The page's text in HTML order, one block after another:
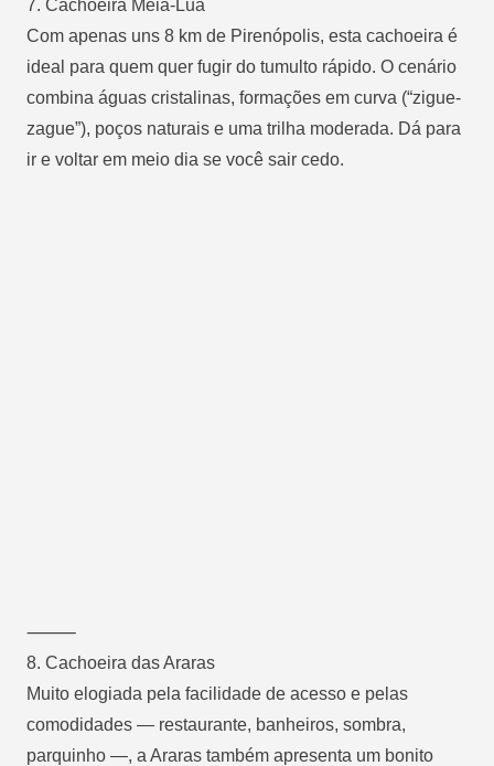
7. Cachoeira Meia-Lua
Com apenas uns 8 km de Pirenópolis, esta cachoeira é
ideal para quem quer fugir do tumulto rápido. O cenário
combina águas cristalinas, formações em curva (“zigue-
zague”), poços naturais e uma trilha moderada. Dá para
ir e voltar em meio dia se você sair cedo.
⸻
8. Cachoeira das Araras
Muito elogiada pela facilidade de acesso e pelas
comodidades — restaurante, banheiros, sombra,
parquinho —, a Araras também apresenta um bonito